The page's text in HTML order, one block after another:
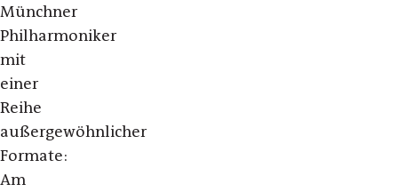
Münchner
Philharmoniker
mit
einer
Reihe
außergewöhnlicher
Formate:
Am